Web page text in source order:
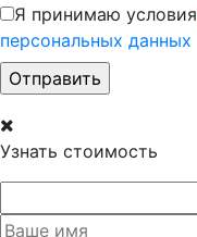
Я принимаю условия
персональных данных
Узнать стоимость